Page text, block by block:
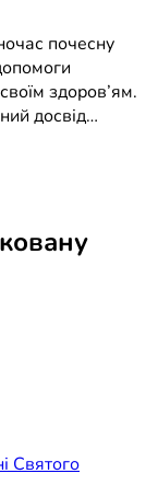
почесну
здоров’ям.
досвід…